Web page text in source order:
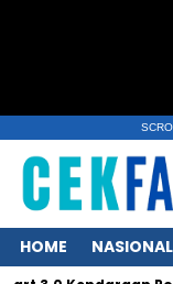
HOME NASIONAL